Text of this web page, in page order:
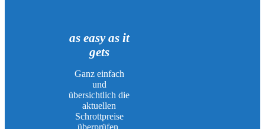
as easy as it
gets
Ganz einfach
und
übersichtlich die
aktuellen
Schrottpreise
überprüfen.